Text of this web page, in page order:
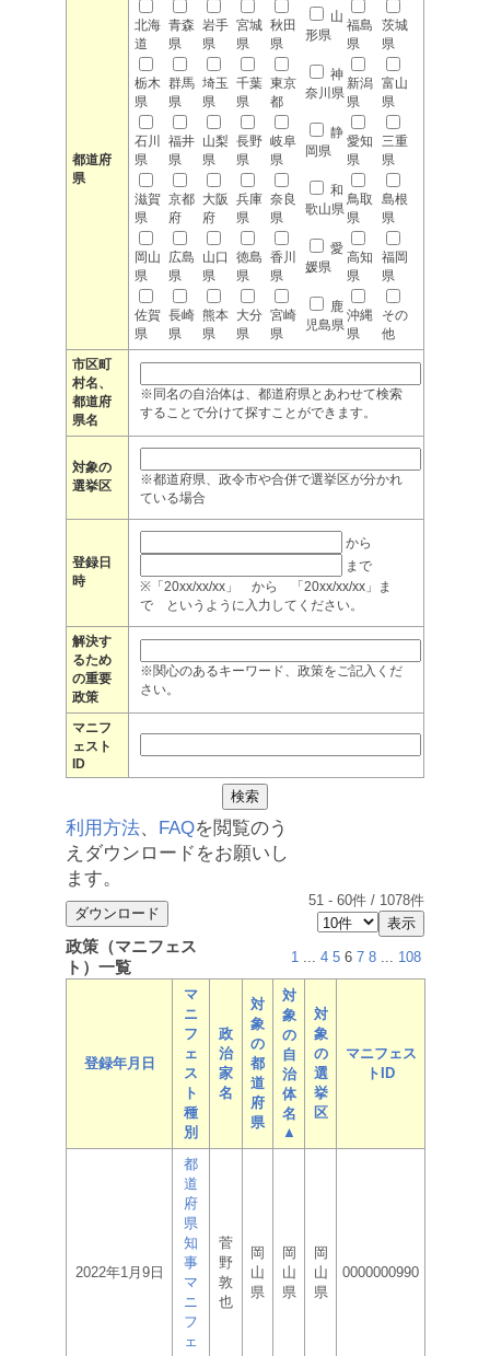
都道府
県
北海
道
青森
県
岩手
県
宮城
県
秋田
県
山
形県
福島
県
茨城
県
栃木
県
群馬
県
埼玉
県
千葉
県
東京
都
神
奈川県
新潟
県
富山
県
石川
県
福井
県
山梨
県
長野
県
岐阜
県
静
岡県
愛知
県
三重
県
滋賀
県
京都
府
大阪
府
兵庫
県
奈良
県
和
歌山県
鳥取
県
島根
県
岡山
県
広島
県
山口
県
徳島
県
香川
県
愛
媛県
高知
県
福岡
県
佐賀
県
長崎
県
熊本
県
大分
県
宮崎
県
鹿
児島県
沖縄
県
その
他
市区町
村名、
都道府
県名
※同名の自治体は、都道府県とあわせて検索
することで分けて探すことができます。
対象の
選挙区
※都道府県、政令市や合併で選挙区が分かれ
ている場合
登録日
時
から
まで
※「20xx/xx/xx」 から 「20xx/xx/xx」ま
で というように入力してください。
解決す
るため
の重要
政策
※関心のあるキーワード、政策をご記入くだ
さい。
マニフ
ェスト
ID
利用方法、 FAQを閲覧のう
えダウンロードをお願いし
ます。
51 - 60件 / 1078件
政策（マニフェス
ト）一覧
1 ... 4 5 6 7 8 ... 108
登録年月日
マ
ニ
フ
ェ
ス
ト
種
別
政
治
家
名
対
象
の
都
道
府
県
対
象
の
自
治
体
名
▲
対
象
の
選
挙
区
マニフェス
トID
2022年1月9日
都
道
府
県
知
事
マ
ニ
フ
ェ
菅
野
敦
也
岡
山
県
岡
山
県
岡
山
県
0000000990